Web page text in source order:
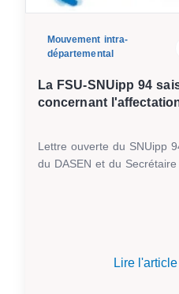
Mouvement intra-
départemental
La FSU-SNUipp 94
concernant
Lettre ouverte du SNUipp
du DASEN et du
Lire l'article